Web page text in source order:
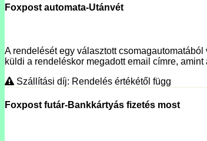
Foxpost automata-Utánvét
A rendelését egy választott
küldi a rendeléskor megadott email címre,
Szállítási díj: Rendelés értékétől függ
Foxpost futár-Bankkártyás fizetés most